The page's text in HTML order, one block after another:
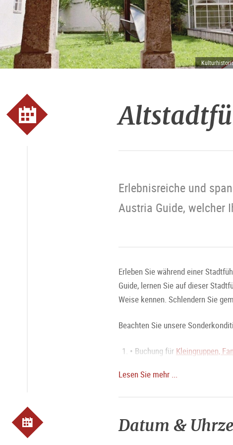
Erlebnisreiche und
Austria Guide, welcher
Erleben Sie während einer
Guide, lernen Sie auf dieser
Weise kennen. Schlendern Sie
Beachten Sie unsere
• Buchung für Kleingruppen,
• Buchung fürGruppen max.
Buchung onlineerforderlich
Lesen Sie mehr ...
Datum &